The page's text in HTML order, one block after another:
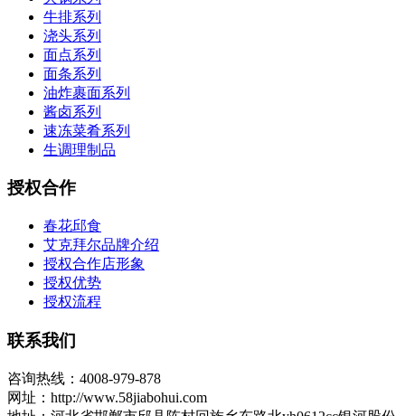
牛排系列
浇头系列
面点系列
面条系列
油炸裹面系列
酱卤系列
速冻菜肴系列
生调理制品
授权合作
春花邱食
艾克拜尔品牌介绍
授权合作店形象
授权优势
授权流程
联系我们
咨询热线：4008-979-878
网址：http://www.58jiabohui.com